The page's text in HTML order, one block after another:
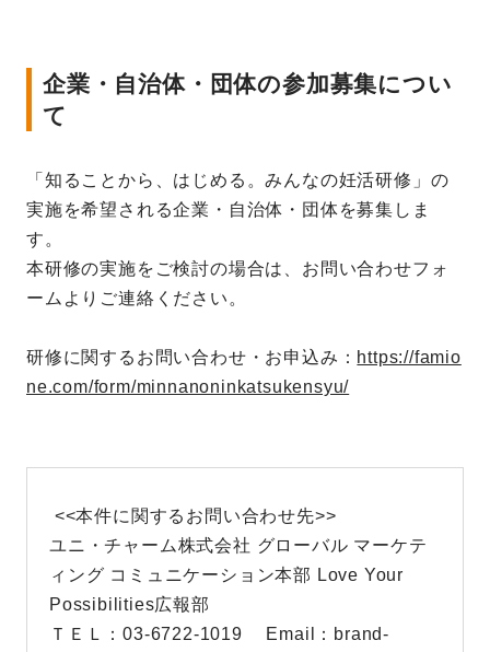
企業・自治体・団体の参加募集につい
て
「知ることから、はじめる。みんなの妊活研修」の
実施を希望される企業・自治体・団体を募集しま
す。
本研修の実施をご検討の場合は、お問い合わせフォ
ームよりご連絡ください。
研修に関するお問い合わせ・お申込み： https://famio
ne.com/form/minnanoninkatsukensyu/
<<本件に関するお問い合わせ先>>
ユニ・チャーム株式会社 グローバル マーケテ
ィング コミュニケーション本部 Love Your
Possibilities広報部
ＴＥＬ：03-6722-1019 Email：brand-